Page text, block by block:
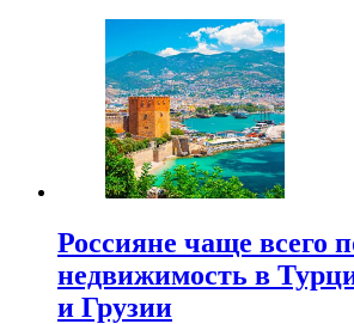
Россияне чаще всего
недвижимость в
и Грузии